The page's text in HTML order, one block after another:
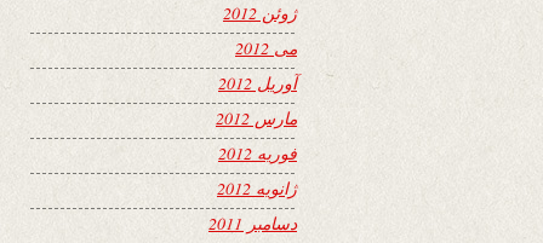
ژوئن 2012
می 2012
آوریل 2012
مارس 2012
فوریه 2012
ژانویه 2012
دسامبر 2011